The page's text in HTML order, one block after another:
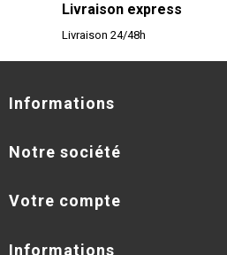
Livraison express
Livraison 24/48h
Informations
Notre société
Votre compte
Informations